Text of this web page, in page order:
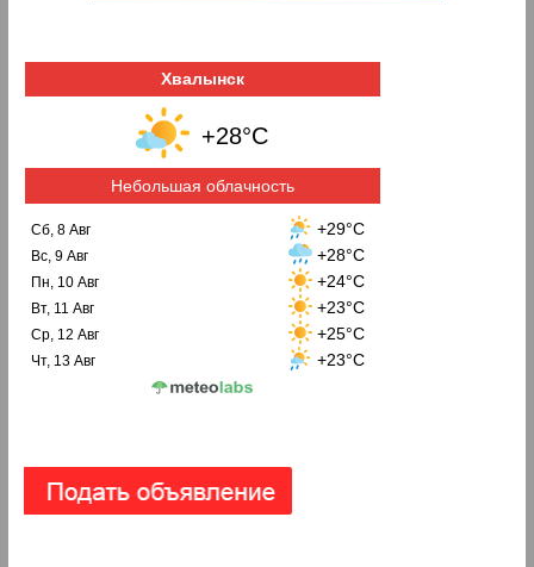
Хвалынск
+28°C
Небольшая облачность
Сб, 8 Авг +29°C
Вс, 9 Авг +28°C
Пн, 10 Авг +24°C
Вт, 11 Авг +23°C
Ср, 12 Авг +25°C
Чт, 13 Авг +23°C